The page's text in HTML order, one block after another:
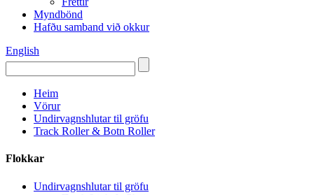
Myndbönd
Hafðu samband við okkur
English
Heim
Vörur
Undirvagnshlutar til gröfu
Track Roller & Botn Roller
Flokkar
Undirvagnshlutar til gröfu